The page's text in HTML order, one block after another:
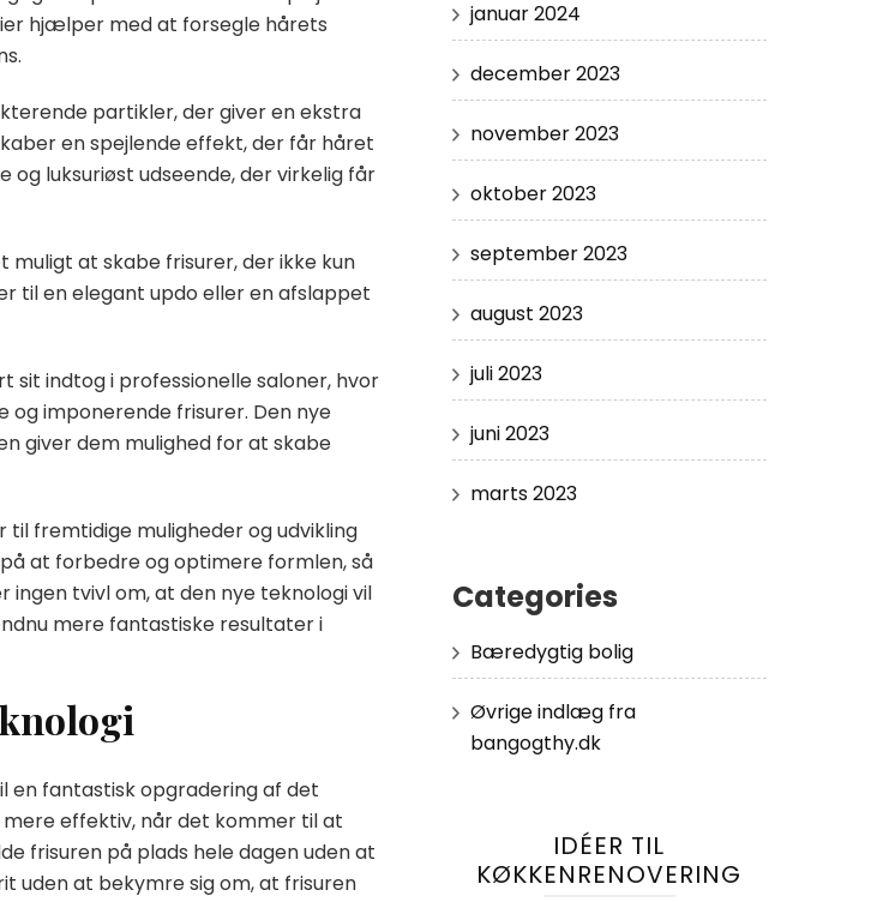
hjælper med at forsegle hårets
partikler, der giver en ekstra
en spejlende effekt, der får håret
luksuriøst udseende, der virkelig får
muligt at skabe frisurer, der ikke kun
til en elegant updo eller en afslappet
sit indtog i professionelle saloner, hvor
imponerende frisurer. Den nye
giver dem mulighed for at skabe
fremtidige muligheder og udvikling
at forbedre og optimere formlen, så
tvivl om, at den nye teknologi vil
mere fantastiske resultater i
en fantastisk opgradering af det
effektiv, når det kommer til at
frisuren på plads hele dagen uden at
uden at bekymre sig om, at frisuren
januar 2024
december 2023
november 2023
oktober 2023
september 2023
august 2023
juli 2023
juni 2023
marts 2023
Categories
Bæredygtig bolig
Øvrige indlæg fra
bangogthy.dk
IDÉER TIL
KØKKENRENOVERING